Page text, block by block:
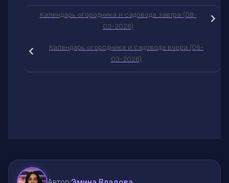
Календарь огородника и садовода завтра (08-
03-2026)
Календарь огородника и садовода вчера (06-
03-2026)